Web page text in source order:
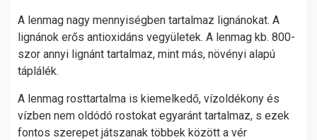
A lenmag nagy mennyiségben tartalmaz lignánokat. A
lignánok erős antioxidáns vegyületek. A lenmag kb. 800-
szor annyi lignánt tartalmaz, mint más, növényi alapú
táplálék.
A lenmag rosttartalma is kiemelkedő, vízoldékony és
vízben nem oldódó rostokat egyaránt tartalmaz, s ezek
fontos szerepet játszanak többek között a vér